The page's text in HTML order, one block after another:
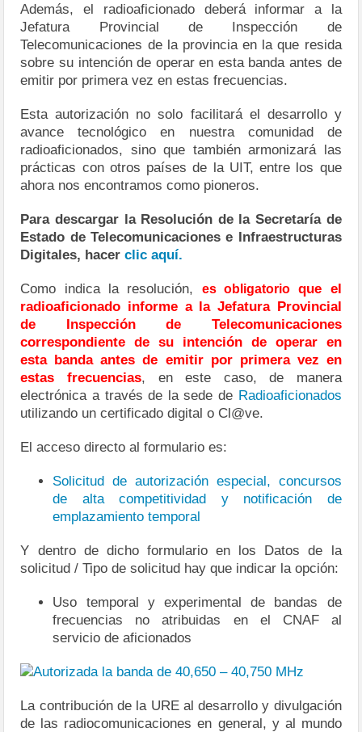
Además, el radioaficionado deberá informar a la
Jefatura Provincial de Inspección de
Telecomunicaciones de la provincia en la que resida
sobre su intención de operar en esta banda antes de
emitir por primera vez en estas frecuencias.
Esta autorización no solo facilitará el desarrollo y
avance tecnológico en nuestra comunidad de
radioaficionados, sino que también armonizará las
prácticas con otros países de la UIT, entre los que
ahora nos encontramos como pioneros.
Para descargar la Resolución de la Secretaría de
Estado de Telecomunicaciones e Infraestructuras
Digitales, hacerclic aquí.
Como indica la resolución, es obligatorioque el
radioaficionado informe a la Jefatura Provincial
de Inspección de Telecomunicaciones
correspondiente de su intención de operar en
esta banda antes de emitir por primera vez en
estas frecuencias, en este caso, de manera
electrónica a través de la sede de Radioaficionados
utilizando un certificado digital o Cl@ve.
El acceso directo al formulario es:
Solicitud de autorización especial, concursos
de alta competitividad y notificación de
emplazamiento temporal
Y dentro de dicho formulario en los Datos de la
solicitud / Tipo de solicitud hay que indicar la opción:
Uso temporal y experimental de bandas de
frecuencias no atribuidas en el CNAF al
servicio de aficionados
La contribución de la URE al desarrollo y divulgación
de las radiocomunicaciones en general, y al mundo